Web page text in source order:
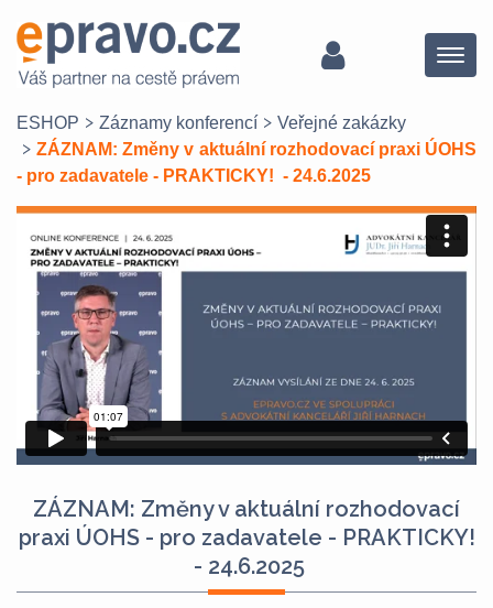
Menu
ESHOP Záznamy konferencí
Veřejné zakázky
ZÁZNAM: Změny v aktuální rozhodovací praxi ÚOHS
- pro zadavatele - PRAKTICKY! - 24.6.2025
ZÁZNAM: Změny v aktuální rozhodovací
praxi ÚOHS - pro zadavatele - PRAKTICKY!
- 24.6.2025